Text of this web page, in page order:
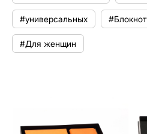
#универсальных #Блокнот
#Для женщин